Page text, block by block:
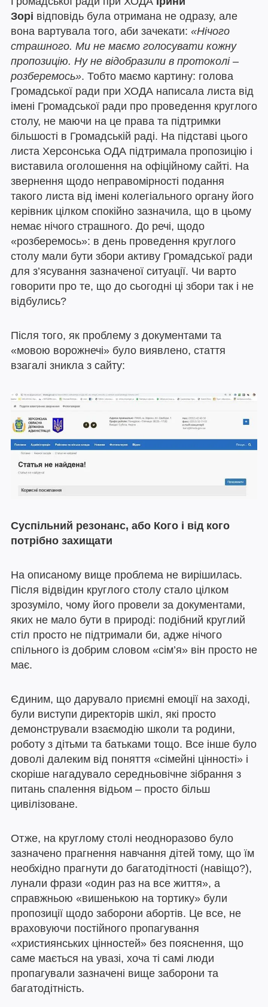
Зорі відповідь була отримана не одразу, але
вона вартувала того, аби зачекати: «Нічого
страшного. Ми не маємо голосувати кожну
пропозицію. Ну не відобразили в протоколі –
розберемось». Тобто маємо картину: голова
Громадської ради при ХОДА написала листа від
імені Громадської ради про проведення круглого
столу, не маючи на це права та підтримки
більшості в Громадській раді. На підставі цього
листа Херсонська ОДА підтримала пропозицію і
виставила оголошення на офіційному сайті. На
звернення щодо неправомірності подання
такого листа від імені колегіального органу його
керівник цілком спокійно зазначила, що в цьому
немає нічого страшного. До речі, щодо
«розберемось»: в день проведення круглого
столу мали бути збори активу Громадської ради
для з’ясування зазначеної ситуації. Чи варто
говорити про те, що до сьогодні ці збори так і не
відбулись?
Після того, як проблему з документами та
«мовою ворожнечі» було виявлено, стаття
взагалі зникла з сайту:
Суспільний резонанс, або Кого і від кого
потрібно захищати
На описаному вище проблема не вирішилась.
Після відвідин круглого столу стало цілком
зрозуміло, чому його провели за документами,
яких не мало бути в природі: подібний круглий
стіл просто не підтримали би, адже нічого
спільного із добрим словом «сім’я» він просто не
має.
Єдиним, що дарувало приємні емоції на заході,
були виступи директорів шкіл, які просто
демонстрували взаємодію школи та родини,
роботу з дітьми та батьками тощо. Все інше було
доволі далеким від поняття «сімейні цінності» і
скоріше нагадувало середньовічне зібрання з
питань спалення відьом – просто більш
цивілізоване.
Отже, на круглому столі неодноразово було
зазначено прагнення навчання дітей тому, що їм
необхідно прагнути до багатодітності (навіщо?),
лунали фрази «один раз на все життя», а
справжньою «вишенькою на тортику» були
пропозиції щодо заборони абортів. Це все, не
враховуючи постійного пропагування
«християнських цінностей» без пояснення, що
саме мається на увазі, хоча ті самі люди
пропагували зазначені вище заборони та
багатодітність.